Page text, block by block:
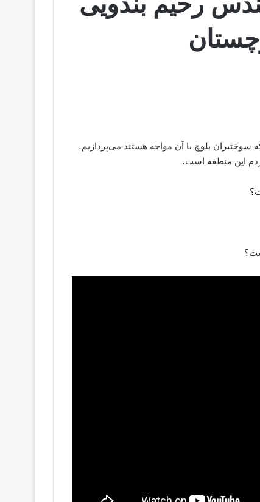
بلوچ با آن مواجه هستند می‌پردازیم.
این منطقه است.